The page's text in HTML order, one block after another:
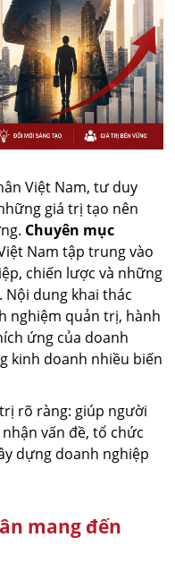
Việt Nam, tư duy
giá trị tạo nên
Chuyên mục
Nam tập trung vào
chiến lược và những
dung khai thác
nghiệm quản trị, hành
ứng của doanh
kinh doanh nhiều biến
rõ ràng: giúp người
vấn đề, tổ chức
dựng doanh nghiệp
mang đến